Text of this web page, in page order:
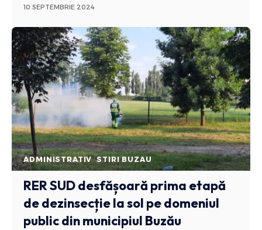
10 SEPTEMBRIE 2024
ADMINISTRATIV STIRI BUZAU
RER SUD desfășoară prima etapă
de dezinsecție la sol pe domeniul
public din municipiul Buzău